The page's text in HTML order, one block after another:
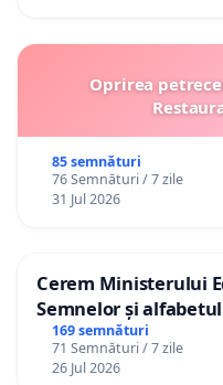
Oprirea
85 semnături
76 Semnături / 7 zile
31 Jul 2026
Cerem Ministerului
Semnelor și
Republica Moldova!
169 semnături
71 Semnături / 7 zile
26 Jul 2026